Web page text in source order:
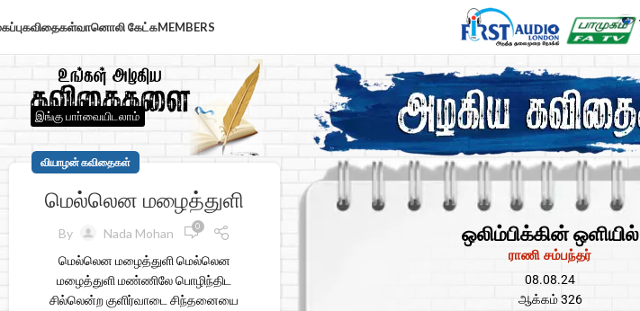
கவிதைகள்வானொலி கேட்கMEMBERS
இங்கு பாா்வையிடலாம்
வியாழன் கவிதைகள்
மெல்லென மழைத்துளி
By Nada Mohan 0
மெல்லென மழைத்துளி மெல்லென
மழைத்துளி மண்ணிலே பொழிந்திட
சில்லென்ற குளிர்வாடை சிந்தனையை
ஒலிம்பிக்கின் ஒளியில்
ராணி சம்பந்தர்
08.08.24
ஆக்கம் 326